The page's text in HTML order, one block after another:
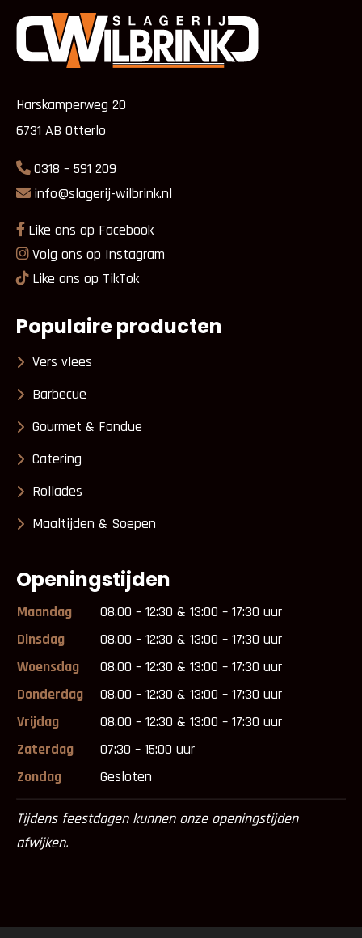
Harskamperweg 20
6731 AB Otterlo
0318 – 591 209
info@slagerij-wilbrink.nl
Like ons op Facebook
Volg ons op Instagram
Like ons op TikTok
Populaire producten
Vers vlees
Barbecue
Gourmet & Fondue
Catering
Rollades
Maaltijden & Soepen
Openingstijden
Maandag
08.00 – 12:30 & 13:00 – 17:30 uur
Dinsdag
08.00 – 12:30 & 13:00 – 17:30 uur
Woensdag
08.00 – 12:30 & 13:00 – 17:30 uur
Donderdag
08.00 – 12:30 & 13:00 – 17:30 uur
Vrijdag
08.00 – 12:30 & 13:00 – 17:30 uur
Zaterdag
07:30 – 15:00 uur
Zondag
Gesloten
Tijdens feestdagen kunnen onze openingstijden
afwijken.